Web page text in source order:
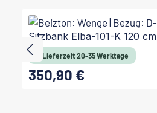
Produktgalerie überspringen
Sitzbank Elba-101-K 120 cm
Lieferzeit 20-35 Werktage
Regulärer Preis:
350,90 €